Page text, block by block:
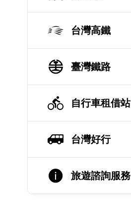
台灣高鐵
臺灣鐵路
自行車租借站
台灣好行
旅遊諮詢服務